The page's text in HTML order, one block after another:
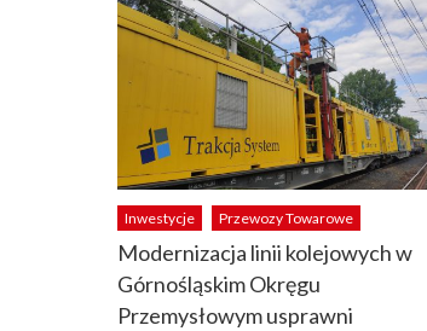
Inwestycje Przewozy Towarowe
Modernizacja linii kolejowych w
Górnośląskim Okręgu
Przemysłowym usprawni